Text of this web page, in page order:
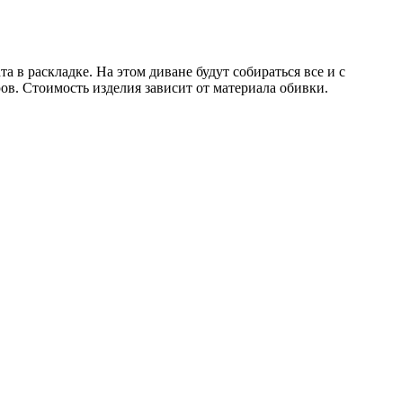
раскладке. На этом диване будут собираться все и с
Стоимость изделия зависит от материала обивки.